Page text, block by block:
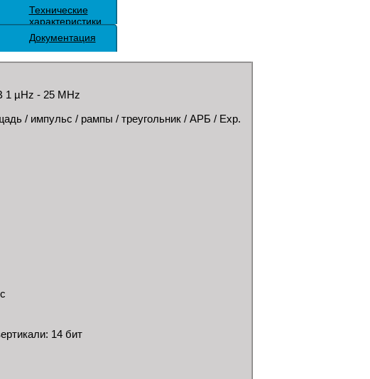
Технические
характеристики
Документация
1 µHz - 25 MHz
/ импульс / рампы / треугольник / АРБ / Exp.
14 бит